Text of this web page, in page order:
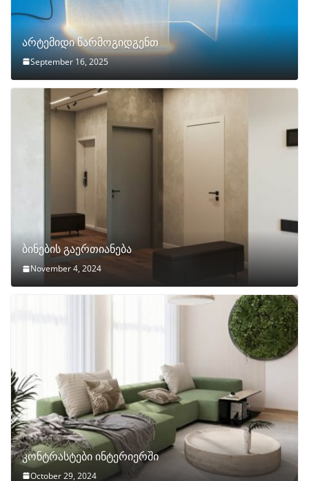
არტემიდი წარმოგიდგენთ
September 16, 2025
ბინების გაერთიანება
November 4, 2024
კონტრასტები ინტერიერში
October 29, 2024